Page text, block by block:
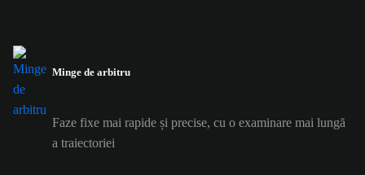
Minge de arbitru
Faze fixe mai rapide și precise, cu o examinare mai lungă
a traiectoriei